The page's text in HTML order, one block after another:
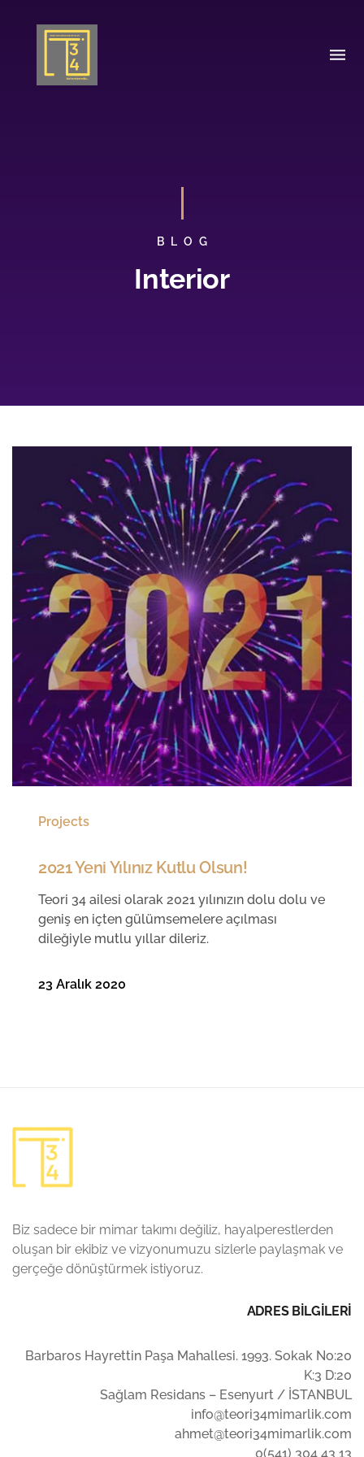
BLOG
Interior
Projects
2021 Yeni Yılınız Kutlu Olsun!
Teori 34 ailesi olarak 2021 yılınızın dolu dolu ve
geniş en içten gülümsemelere açılması
dileğiyle mutlu yıllar dileriz.
23 Aralık 2020
Biz sadece bir mimar takımı değiliz, hayalperestlerden
oluşan bir ekibiz ve vizyonumuzu sizlerle paylaşmak ve
gerçeğe dönüştürmek istiyoruz.
ADRES BİLGİLERİ
Barbaros Hayrettin Paşa Mahallesi. 1993. Sokak No:20
K:3 D:20
Sağlam Residans – Esenyurt / İSTANBUL
info@teori34mimarlik.com
ahmet@teori34mimarlik.com
0(541) 304 43 13